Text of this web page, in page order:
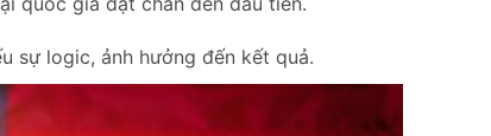
sự logic, ảnh hưởng đến kết quả.